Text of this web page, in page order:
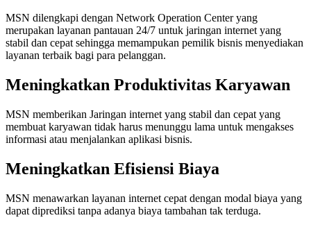
MSN dilengkapi dengan Network Operation Center yang
merupakan layanan pantauan 24/7 untuk jaringan internet yang
stabil dan cepat sehingga memampukan pemilik bisnis menyediakan
layanan terbaik bagi para pelanggan.
Meningkatkan Produktivitas Karyawan
MSN memberikan Jaringan internet yang stabil dan cepat yang
membuat karyawan tidak harus menunggu lama untuk mengakses
informasi atau menjalankan aplikasi bisnis.
Meningkatkan Efisiensi Biaya
MSN menawarkan layanan internet cepat dengan modal biaya yang
dapat diprediksi tanpa adanya biaya tambahan tak terduga.